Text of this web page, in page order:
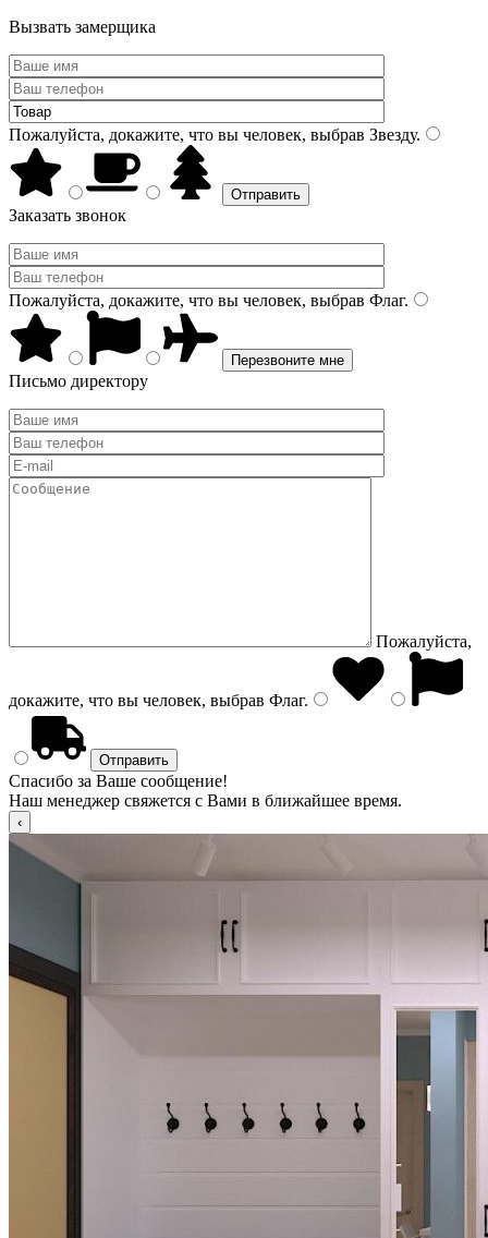
Вызвать замерщика
Пожалуйста, докажите, что вы человек, выбрав Звезду.
Заказать звонок
Пожалуйста, докажите, что вы человек, выбрав Флаг.
Письмо директору
Пожалуйста,
докажите, что вы человек, выбрав Флаг.
Спасибо за Ваше сообщение!
Наш менеджер свяжется с Вами в ближайшее время.